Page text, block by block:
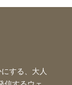
する、大人